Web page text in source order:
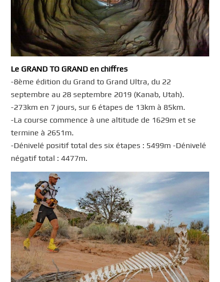
Le GRAND TO GRAND en chiffres
-8ème édition du Grand to Grand Ultra, du 22
septembre au 28 septembre 2019 (Kanab, Utah).
-273km en 7 jours, sur 6 étapes de 13km à 85km.
-La course commence à une altitude de 1629m et se
termine à 2651m.
-Dénivelé positif total des six étapes : 5499m -Dénivelé
négatif total : 4477m.